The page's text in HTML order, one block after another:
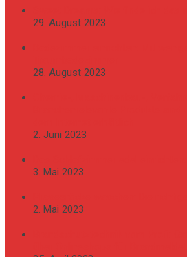
29. August 2023
28. August 2023
2. Juni 2023
3. Mai 2023
2. Mai 2023